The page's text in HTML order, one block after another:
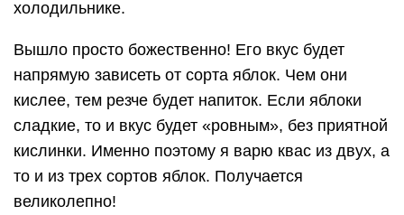
холодильнике.
Вышло просто божественно! Его вкус будет
напрямую зависеть от сорта яблок. Чем они
кислее, тем резче будет напиток. Если яблоки
сладкие, то и вкус будет «ровным», без приятной
кислинки. Именно поэтому я варю квас из двух, а
то и из трех сортов яблок. Получается
великолепно!